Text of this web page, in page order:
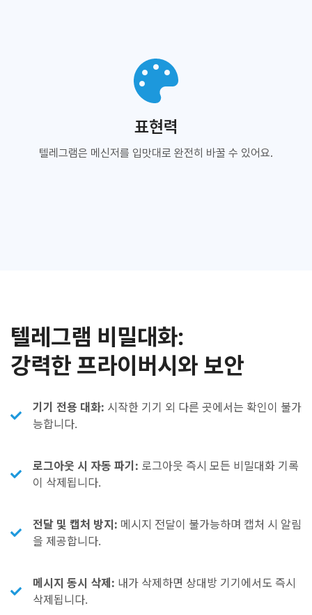
표현력
텔레그램은 메신저를 입맛대로 완전히 바꿀 수 있어요.
텔레그램 비밀대화:
강력한 프라이버시와 보안
기기 전용 대화: 시작한 기기 외 다른 곳에서는 확인이 불가
능합니다.
로그아웃 시 자동 파기: 로그아웃 즉시 모든 비밀대화 기록
이 삭제됩니다.
전달 및 캡처 방지: 메시지 전달이 불가능하며 캡처 시 알림
을 제공합니다.
메시지 동시 삭제: 내가 삭제하면 상대방 기기에서도 즉시
삭제됩니다.